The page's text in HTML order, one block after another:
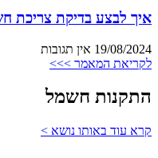
איך לבצע בדיקת צריכת
19/08/2024 אין תגובות
לקריאת המאמר >>>
התקנות חשמל
קרא עוד באותו נושא >